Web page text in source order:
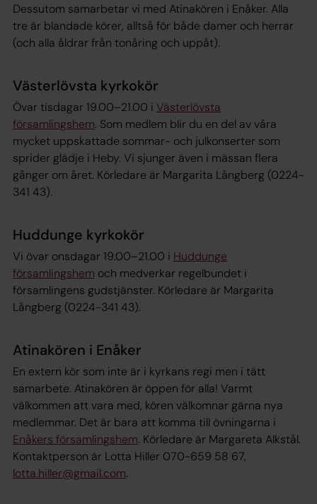
Dessutom samarbetar vi med Atinakören i Enåker. Alla
tre är blandade körer, alltså för både damer och herrar
(och alla åldrar från tonåring och uppåt).
Västerlövsta kyrkokör
Övar tisdagar 19.00–21.00 i Västerlövsta
församlingshem. Som medlem blir du en del av våra
mycket uppskattade sommar- och julkonserter som
sprider glädje i Heby. Vi sjunger även i mässan flera
gånger om året. Körledare är Margarita Långberg (0224-
341 43).
Huddunge kyrkokör
Vi övar onsdagar 19.00–21.00 i Huddunge
församlingshem och medverkar regelbundet i
församlingens gudstjänster. Körledare är Margarita
Långberg (0224-341 43).
Atinakören i Enåker
En extern kör som inte är i kyrkans regi men i tätt
samarbete. Atinakören är öppen för alla! Varmt
välkommen att vara med, kören välkomnar gärna nya
medlemmar. Det är bara att komma till övningarna i
Enåkers församlingshem. Körledare är Margareta Alkstål.
Kontaktperson är Lotta Hiller 070-659 58 67,
lotta.hiller@gmail.com.